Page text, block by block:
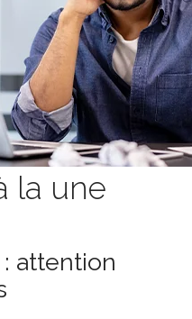
la une
attention